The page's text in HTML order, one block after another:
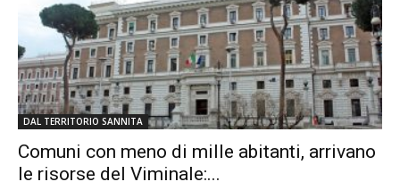
DAL TERRITORIO SANNITA
Comuni con meno di mille abitanti, arrivano
le risorse del Viminale:...